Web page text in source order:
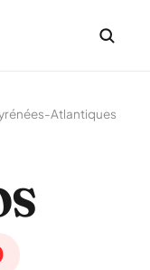
Atlantiques